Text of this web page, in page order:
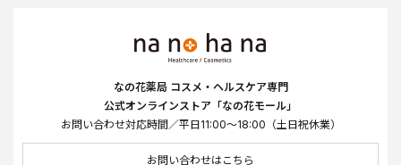
なの花薬局 コスメ・ヘルスケア専門
公式オンラインストア「なの花モール」
お問い合わせ対応時間／平日11:00～18:00（土日祝休業）
お問い合わせはこちら